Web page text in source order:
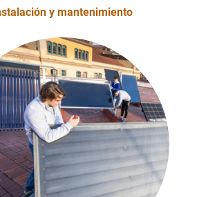
y mantenimiento